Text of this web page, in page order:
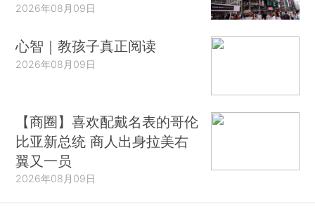
2026年08月09日
心智｜教孩子真正阅读
2026年08月09日
【商圈】喜欢配戴名表的哥伦
比亚新总统 商人出身拉美右
翼又一员
2026年08月09日